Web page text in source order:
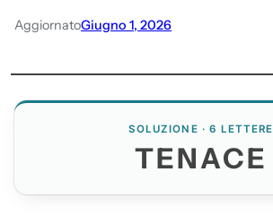
AggiornatoGiugno 1, 2026
SOLUZIONE · 6 LETTERE
TENACE